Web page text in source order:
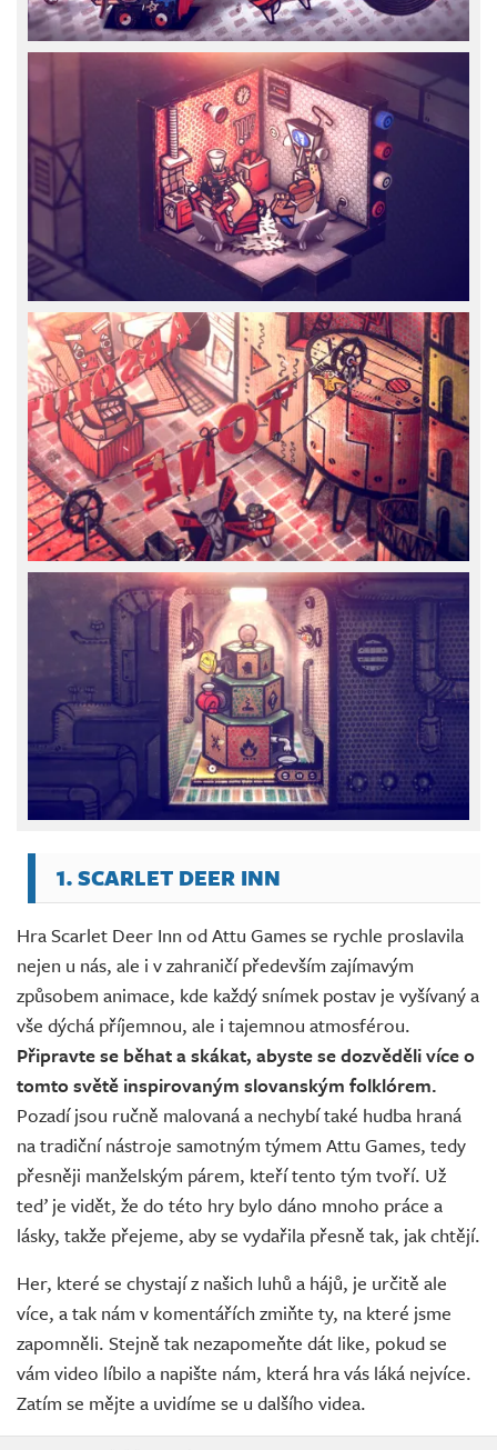
1. SCARLET DEER INN
Hra Scarlet Deer Inn od Attu Games se rychle proslavila
nejen u nás, ale i v zahraničí především zajímavým
způsobem animace, kde každý snímek postav je vyšívaný a
vše dýchá příjemnou, ale i tajemnou atmosférou.
Připravte se běhat a skákat, abyste se dozvěděli více o
tomto světě inspirovaným slovanským folklórem.
Pozadí jsou ručně malovaná a nechybí také hudba hraná
na tradiční nástroje samotným týmem Attu Games, tedy
přesněji manželským párem, kteří tento tým tvoří. Už
teď je vidět, že do této hry bylo dáno mnoho práce a
lásky, takže přejeme, aby se vydařila přesně tak, jak chtějí.
Her, které se chystají z našich luhů a hájů, je určitě ale
více, a tak nám v komentářích zmiňte ty, na které jsme
zapomněli. Stejně tak nezapomeňte dát like, pokud se
vám video líbilo a napište nám, která hra vás láká nejvíce.
Zatím se mějte a uvidíme se u dalšího videa.